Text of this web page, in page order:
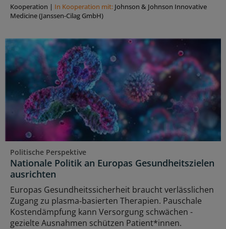
Kooperation | In Kooperation mit: Johnson & Johnson Innovative
Medicine (Janssen-Cilag GmbH)
Politische Perspektive
Nationale Politik an Europas Gesundheitszielen
ausrichten
Europas Gesundheitssicherheit braucht verlässlichen
Zugang zu plasma‑basierten Therapien. Pauschale
Kostendämpfung kann Versorgung schwächen -
gezielte Ausnahmen schützen Patient*innen.